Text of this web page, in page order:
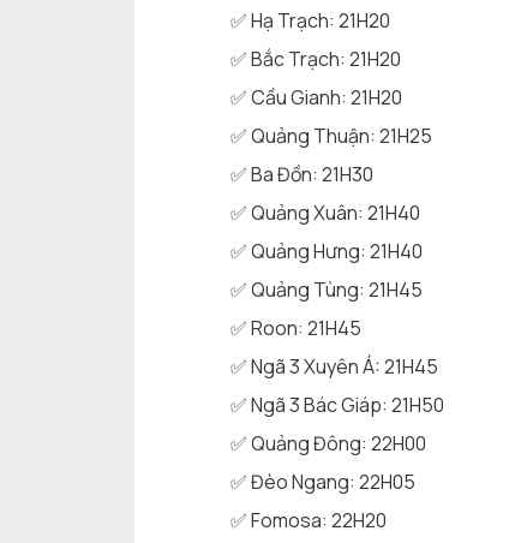
✅ Hạ Trạch: 21H20
✅ Bắc Trạch: 21H20
✅ Cầu Gianh: 21H20
✅ Quảng Thuận: 21H25
✅ Ba Đồn: 21H30
✅ Quảng Xuân: 21H40
✅ Quảng Hưng: 21H40
✅ Quảng Tùng: 21H45
✅ Roon: 21H45
✅ Ngã 3 Xuyên Á: 21H45
✅ Ngã 3 Bác Giáp: 21H50
✅ Quảng Đông: 22H00
✅ Đèo Ngang: 22H05
✅ Fomosa: 22H20